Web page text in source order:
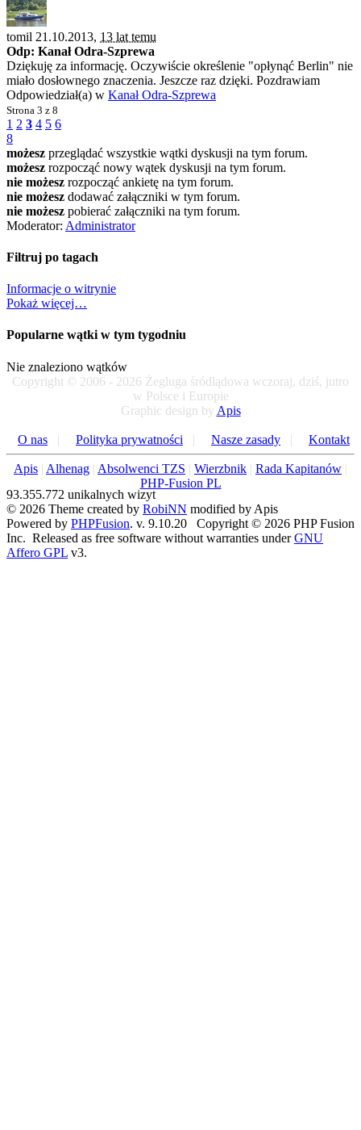
tomil 21.10.2013, 13 lat temu
Odp: Kanał Odra-Szprewa
Dziękuję za informację. Oczywiście określenie "opłynąć Berlin" nie
miało dosłownego znaczenia. Jeszcze raz dzięki. Pozdrawiam
Odpowiedział(a) w Kanał Odra-Szprewa
Strona 3 z 8
1 2 3 4 5 6
8
możesz przeglądać wszystkie wątki dyskusji na tym forum.
możesz rozpocząć nowy wątek dyskusji na tym forum.
nie możesz rozpocząć ankietę na tym forum.
nie możesz dodawać załączniki w tym forum.
nie możesz pobierać załączniki na tym forum.
Moderator: Administrator
Filtruj po tagach
Informacje o witrynie
Pokaż więcej…
Popularne wątki w tym tygodniu
Nie znaleziono wątków
Copyright © 2006 - 2026 Żegluga śródlądowa wczoraj, dziś, jutro
w Polsce i Europie
Graphic design by Apis
O nas | Polityka prywatności | Nasze zasady | Kontakt
Apis | Alhenag | Absolwenci TZS | Wierzbnik | Rada Kapitanów |
PHP-Fusion PL
93.355.772 unikalnych wizyt
© 2026 Theme created by RobiNN modified by Apis
Powered by PHPFusion. v. 9.10.20 Copyright © 2026 PHP Fusion
Inc. Released as free software without warranties underGNU
Affero GPL v3.